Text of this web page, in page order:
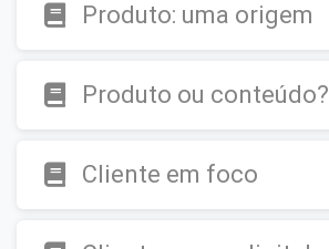
Produto: uma origem
Produto ou conteúdo?
Cliente em foco